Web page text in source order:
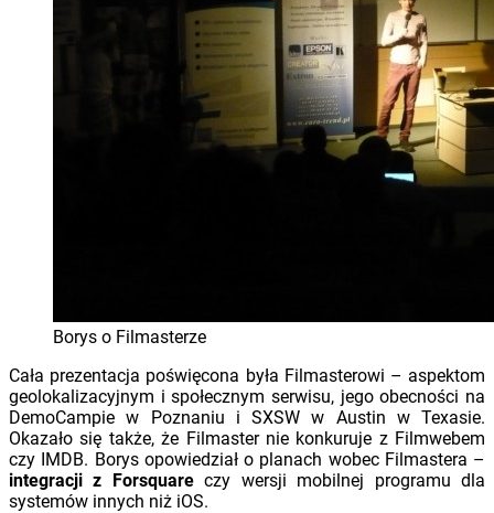
Borys o Filmasterze
Cała prezentacja poświęcona była Filmasterowi – aspektom
geolokalizacyjnym i społecznym serwisu, jego obecności na
DemoCampie w Poznaniu i SXSW w Austin w Texasie.
Okazało się także, że Filmaster nie konkuruje z Filmwebem
czy IMDB. Borys opowiedział o planach wobec Filmastera –
integracji z Forsquareczy wersji mobilnej programu dla
systemów innych niż iOS.